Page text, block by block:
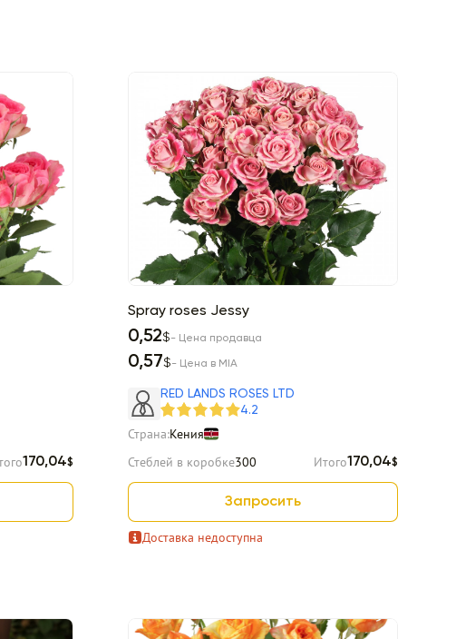
170,04$
Spray roses Jessy
0,52$- Цена продавца
0,57$- Цена в MIA
RED LANDS ROSES LTD
4.2
Страна:Кения
Стеблей в коробке300 Итого170,04$
Запросить
Доставка недоступна